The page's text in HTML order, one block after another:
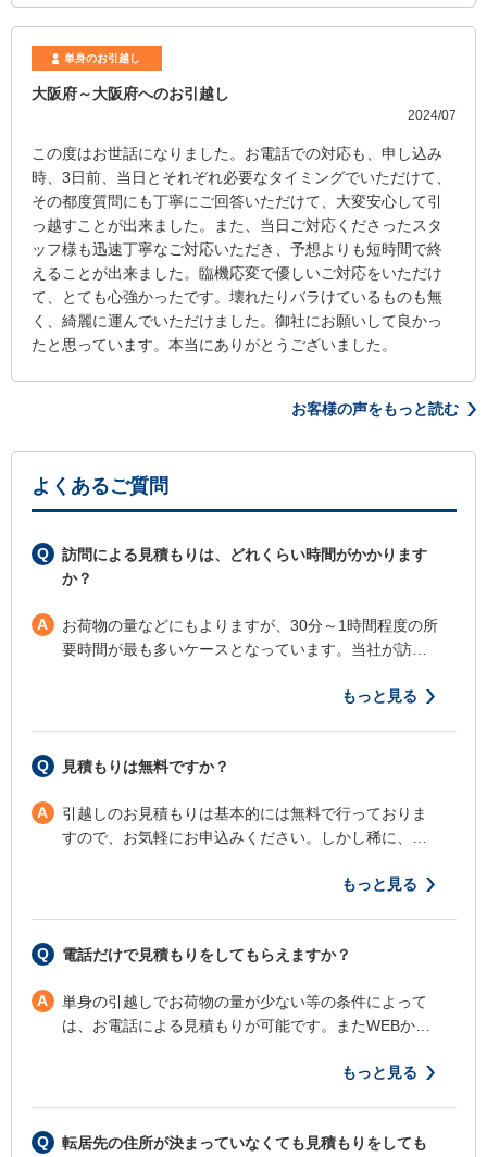
単身のお引越し
大阪府～大阪府へのお引越し
2024/07
この度はお世話になりました。お電話での対応も、申し込み
時、3日前、当日とそれぞれ必要なタイミングでいただけて、
その都度質問にも丁寧にご回答いただけて、大変安心して引
っ越すことが出来ました。また、当日ご対応くださったスタ
ッフ様も迅速丁寧なご対応いただき、予想よりも短時間で終
えることが出来ました。臨機応変で優しいご対応をいただけ
て、とても心強かったです。壊れたりバラけているものも無
く、綺麗に運んでいただけました。御社にお願いして良かっ
たと思っています。本当にありがとうございました。
お客様の声をもっと読む
よくあるご質問
Q
訪問による見積もりは、どれくらい時間がかかります
か？
A
お荷物の量などにもよりますが、30分～1時間程度の所
要時間が最も多いケースとなっています。当社が訪…
もっと見る
Q 見積もりは無料ですか？
A
引越しのお見積もりは基本的には無料で行っておりま
すので、お気軽にお申込みください。しかし稀に、…
もっと見る
Q 電話だけで見積もりをしてもらえますか？
A
単身の引越しでお荷物の量が少ない等の条件によって
は、お電話による見積もりが可能です。またWEBか…
もっと見る
Q
転居先の住所が決まっていなくても見積もりをしても